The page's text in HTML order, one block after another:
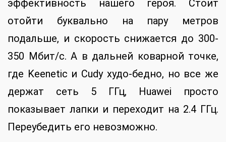
эффективность нашего героя. Стоит
отойти буквально на пару метров
подальше, и скорость снижается до 300-
350 Мбит/с. А в дальней коварной точке,
где Keenetic и Cudy худо-бедно, но все же
держат сеть 5 ГГц, Huawei просто
показывает лапки и переходит на 2.4 ГГц.
Переубедить его невозможно.